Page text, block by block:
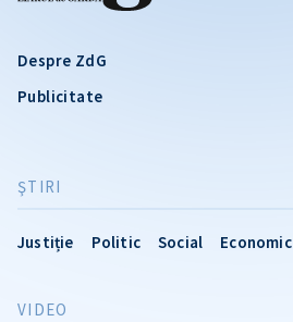
Despre ZdG
Publicitate
ŞTIRI
Justiție Politic Social Economic
VIDEO